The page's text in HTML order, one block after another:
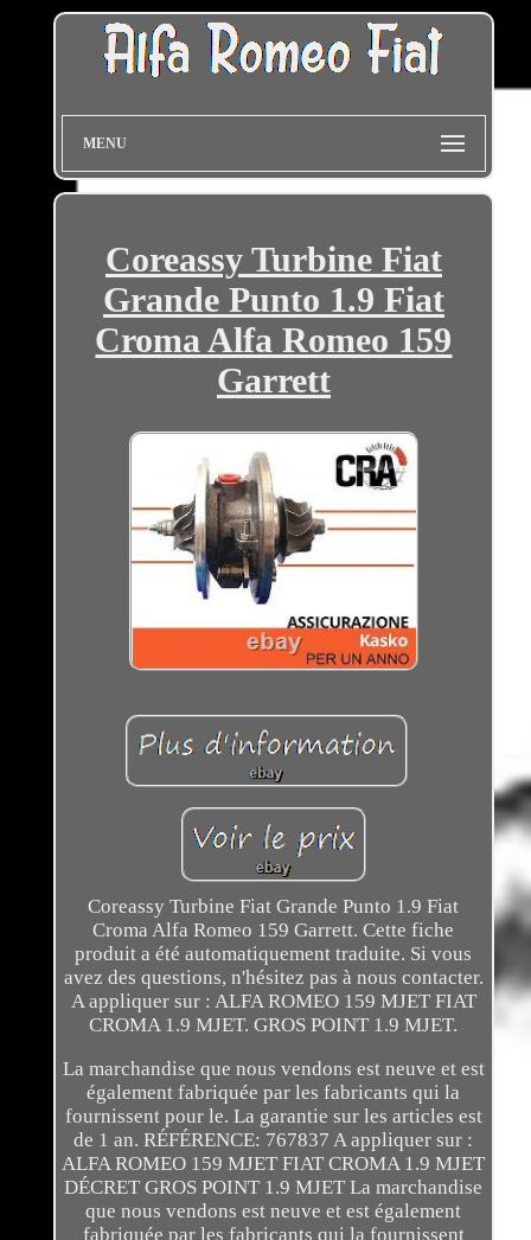
MENU
Coreassy Turbine Fiat
Grande Punto 1.9 Fiat
Croma Alfa Romeo 159
Garrett
Coreassy Turbine Fiat Grande Punto 1.9 Fiat
Croma Alfa Romeo 159 Garrett. Cette fiche
produit a été automatiquement traduite. Si vous
avez des questions, n'hésitez pas à nous contacter.
A appliquer sur : ALFA ROMEO 159 MJET FIAT
CROMA 1.9 MJET. GROS POINT 1.9 MJET.
La marchandise que nous vendons est neuve et est
également fabriquée par les fabricants qui la
fournissent pour le. La garantie sur les articles est
de 1 an. RÉFÉRENCE: 767837 A appliquer sur :
ALFA ROMEO 159 MJET FIAT CROMA 1.9 MJET
DÉCRET GROS POINT 1.9 MJET La marchandise
que nous vendons est neuve et est également
fabriquée par les fabricants qui la fournissent